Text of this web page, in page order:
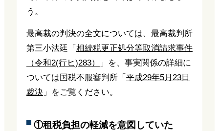
う。
最高裁の判決の全文については、最高裁判所
第三小法廷「 相続税更正処分等取消請求事件
（令和2(行ヒ)283）
」を、事実関係の詳細に
ついては国税不服審判所「 平成29年5月23日
裁決」をご覧ください。
①租税負担の軽減を意図していた